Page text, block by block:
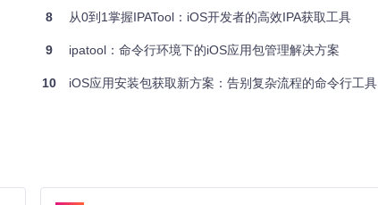
明安装成功。
8 从0到1掌握IPATool：iOS开发者的高效IPA获取工具
9 ipatool：命令行环境下的iOS应用包管理解决方案
10 iOS应用安装包获取新方案：告别复杂流程的命令行工具